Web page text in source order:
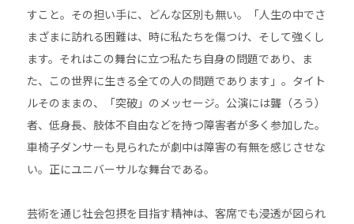
すこと。その担い手に、どんな区別も無い。「人生の中でさ
まざまに訪れる困難は、時に私たちを傷つけ、そして強くし
ます。それはこの舞台に立つ私たち自身の問題であり、ま
た、この世界に生きる全ての人の問題であります」。タイト
ルそのままの、「突破」のメッセージ。公演には聾（ろう）
者、低身長、肢体不自由などを持つ障害者が多く参加した。
車椅子ダンサーも見られたが劇中は障害の有無を感じさせな
い。正にユニバーサルな舞台である。
芸術を通じ社会包摂を目指す精神は、客席でも浸透が図られ